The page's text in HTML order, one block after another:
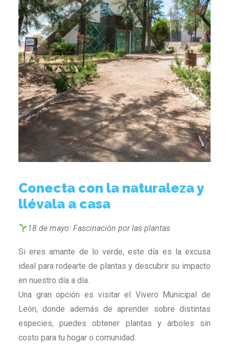
Conecta con la naturaleza y
llévala a casa
18 de mayo: Fascinación por las plantas
Si eres amante de lo verde, este día es la excusa
ideal para rodearte de plantas y descubrir su impacto
en nuestro día a día.
Una gran opción es visitar el Vivero Municipal de
León, donde además de aprender sobre distintas
especies, puedes obtener plantas y árboles sin
costo para tu hogar o comunidad.